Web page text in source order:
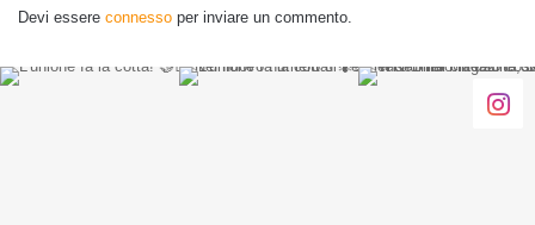
Devi essere connesso per inviare un commento.